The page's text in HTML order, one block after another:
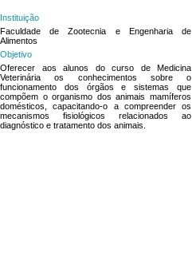
Instituição
Faculdade de Zootecnia e Engenharia de
Alimentos
Objetivo
Oferecer aos alunos do curso de Medicina
Veterinária os conhecimentos sobre o
funcionamento dos órgãos e sistemas que
compõem o organismo dos animais mamíferos
domésticos, capacitando-o a compreender os
mecanismos fisiológicos relacionados ao
diagnóstico e tratamento dos animais.